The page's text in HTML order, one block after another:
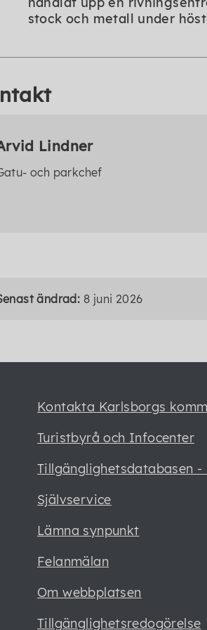
stock och metall under
Lindner
och parkchef
ändrad: 8 juni 2026
Kontakta Karlsborgs
Turistbyrå och Infocenter
Tillgänglighetsdatabasen -
Självservice
Lämna synpunkt
Felanmälan
Om webbplatsen
Tillgänglighetsredogörelse